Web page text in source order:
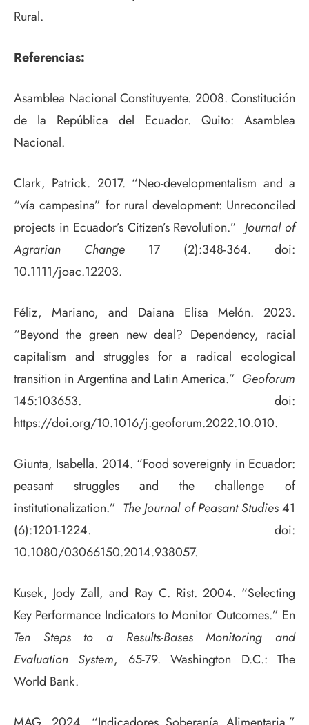
Rural.
Referencias:
Asamblea Nacional Constituyente. 2008. Constitución
de la República del Ecuador. Quito: Asamblea
Nacional.
Clark, Patrick. 2017. “Neo-developmentalism and a
“vía campesina” for rural development: Unreconciled
projects in Ecuador’s Citizen’s Revolution.”Journal of
Agrarian Change 17 (2):348-364. doi:
10.1111/joac.12203.
Féliz, Mariano, and Daiana Elisa Melón. 2023.
“Beyond the green new deal? Dependency, racial
capitalism and struggles for a radical ecological
transition in Argentina and Latin America.” Geoforum
145:103653. doi:
https://doi.org/10.1016/j.geoforum.2022.10.010.
Giunta, Isabella. 2014. “Food sovereignty in Ecuador:
peasant struggles and the challenge of
institutionalization.” The Journal of Peasant Studies41
(6):1201-1224. doi:
10.1080/03066150.2014.938057.
Kusek, Jody Zall, and Ray C. Rist. 2004. “Selecting
Key Performance Indicators to Monitor Outcomes.” En
Ten Steps to a Results-Bases Monitoring and
Evaluation System, 65-79. Washington D.C.: The
World Bank.